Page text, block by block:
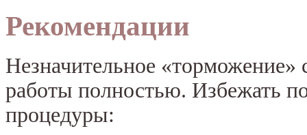
Рекомендации
Незначительное «торможение»
работы полностью. Избежать
процедуры: